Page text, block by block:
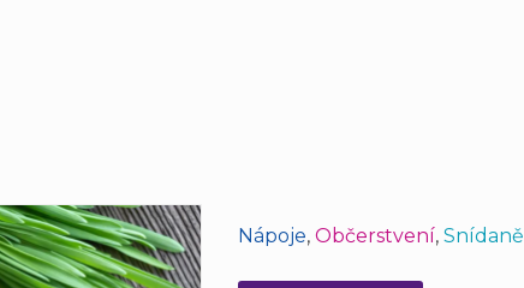
Nápoje, Občerstvení, Snídaně